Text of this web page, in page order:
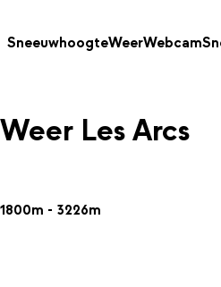
SneeuwhoogteWeerWebcam
Weer Les Arcs
1800m - 3226m